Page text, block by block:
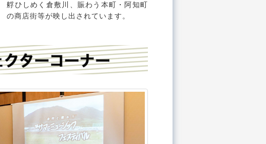
艀ひしめく倉敷川、賑わう本町・阿知町
の商店街等が映し出されています。